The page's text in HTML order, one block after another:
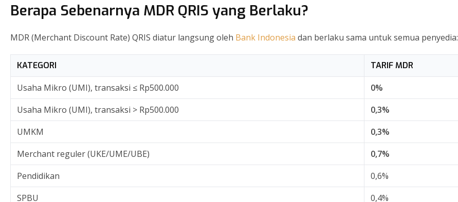
Berapa Sebenarnya MDR QRIS yang Berlaku?
MDR (Merchant Discount Rate) QRIS diatur langsung oleh Bank Indonesia dan berlaku sama untuk semua penyedia:
KATEGORI TARIF MDR
Usaha Mikro (UMI), transaksi ≤ Rp500.000
0%
Usaha Mikro (UMI), transaksi > Rp500.000
0,3%
UMKM
0,3%
Merchant reguler (UKE/UME/UBE)
0,7%
Pendidikan
0,6%
SPBU
0,4%